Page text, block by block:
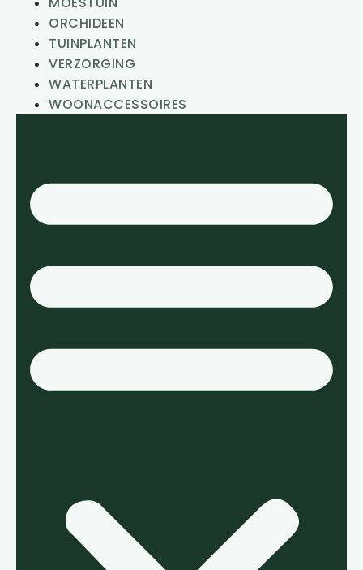
ORCHIDEEN
TUINPLANTEN
VERZORGING
WATERPLANTEN
WOONACCESSOIRES